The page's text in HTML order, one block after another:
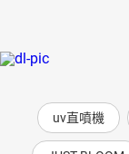
uv直噴機